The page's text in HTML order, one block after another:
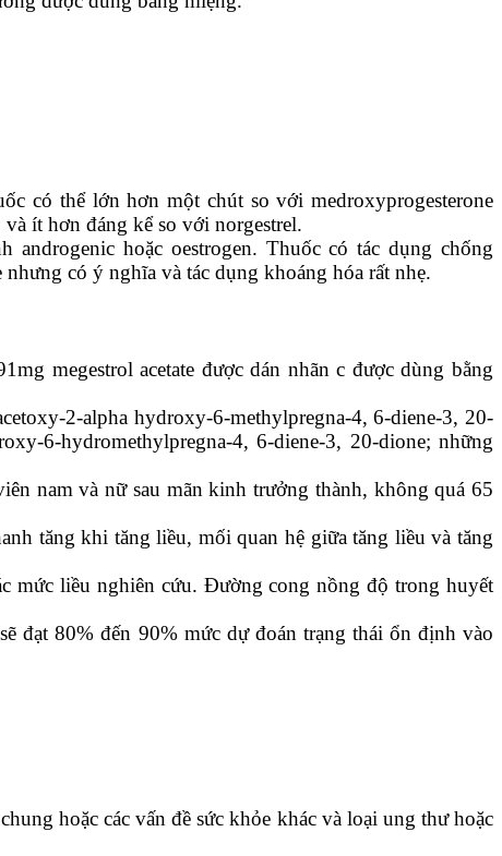
có thể lớn hơn một chút so với medroxyprogesterone
ít hơn đáng kể so với norgestrel.
hoặc oestrogen. Thuốc có tác dụng chống
có ý nghĩa và tác dụng khoáng hóa rất nhẹ.
megestrol acetate được dán nhãn c được dùng bằng
2-alpha hydroxy-6-methylpregna-4, 6-diene-3, 20-
6-hydromethylpregna-4, 6-diene-3, 20-dione; những
nam và nữ sau mãn kinh trưởng thành, không quá 65
tăng khi tăng liều, mối quan hệ giữa tăng liều và tăng
mức liều nghiên cứu. Đường cong nồng độ trong huyết
đạt 80% đến 90% mức dự đoán trạng thái ổn định vào
hoặc các vấn đề sức khỏe khác và loại ung thư hoặc